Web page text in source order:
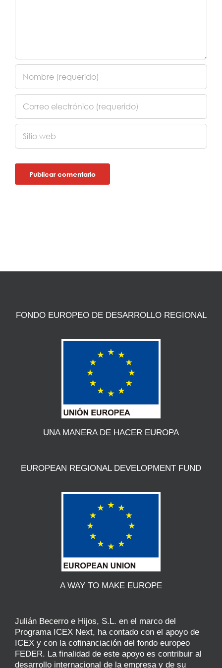
FONDO EUROPEO DE DESARROLLO REGIONAL
UNA MANERA DE HACER EUROPA
EUROPEAN REGIONAL DEVELOPMENT FUND
A WAY TO MAKE EUROPE
Julián Becerro e Hijos, S.L. en el marco del
Programa ICEX Next, ha contado con el apoyo de
ICEX y con la cofinanciación del fondo europeo
FEDER. La finalidad de este apoyo es contribuir al
desarrollo internacional de la empresa y de su